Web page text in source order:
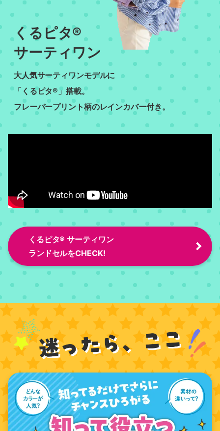
くるピタ®
サーティワン
大人気サーティワンモデルに
「くるピタ®」搭載。
フレーバープリント柄のレインカバー付き。
くるピタ® サーティワン
ランドセルをCHECK!